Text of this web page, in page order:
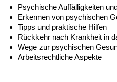
Psychische Auffälligkeiten
Erkennen von psychischen
Tipps und praktische Hilfen
Rückkehr nach Krankheit in
Wege zur psychischen
Arbeitsrechtliche Aspekte